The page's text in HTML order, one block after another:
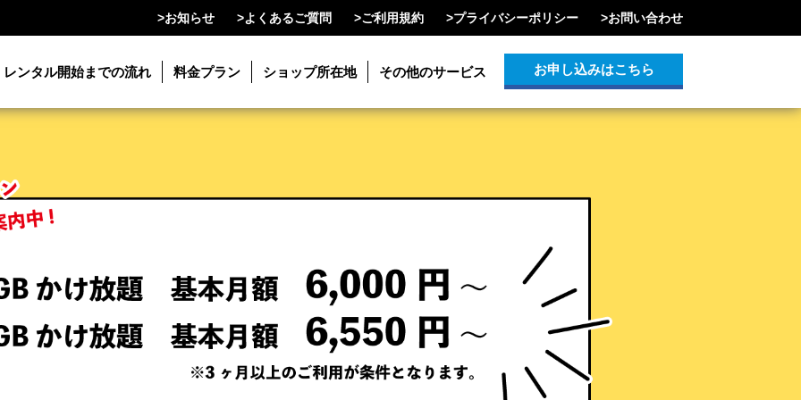
>お知らせ >よくあるご質問 >ご利用規約 >プライバシーポリシー >お問い合わせ
レンタル開始までの流れ 料金プラン ショップ所在地 その他のサービス お申し込みはこちら